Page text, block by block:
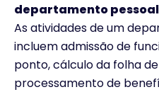
departamento
As atividades de um
incluem admissão de
ponto, cálculo da folha
processamento de